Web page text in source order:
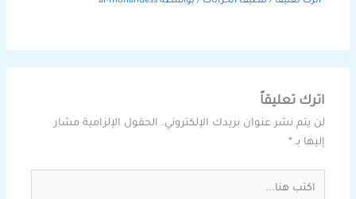
اترك تعليقاً
لن يتم نشر عنوان بريدك الإلكتروني. الحقول الإلزامية مشار
إليها بـ*